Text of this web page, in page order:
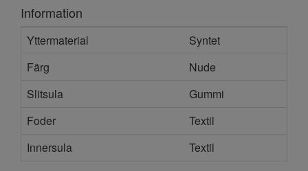
Information
Yttermaterial
Syntet
Färg
Nude
Slitsula
Gummi
Foder
Textil
Innersula
Textil